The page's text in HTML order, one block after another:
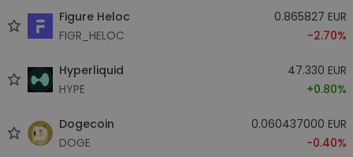
Figure Heloc
FIGR_HELOC
0.865827 EUR
-2.70%
Hyperliquid
HYPE
47.330 EUR
+0.80%
Dogecoin
DOGE
0.060437000 EUR
-0.40%